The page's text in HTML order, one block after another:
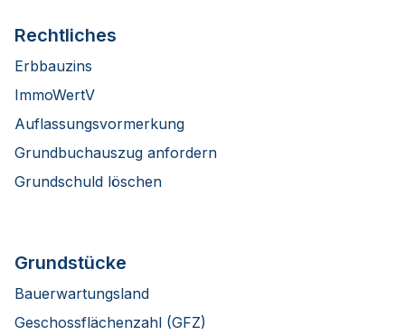
Rechtliches
Erbbauzins
ImmoWertV
Auflassungsvormerkung
Grundbuchauszug anfordern
Grundschuld löschen
Grundstücke
Bauerwartungsland
Geschossflächenzahl (GFZ)